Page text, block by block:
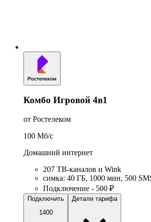
Комбо Игровой 4в1
от Ростелеком
100 Мб/c
Домашний интернет
207 ТВ-каналов и Wink
симка: 40 ГБ, 1000 мин, 500
Подключение - 500 ₽
Подключить
1400
Детали тарифа